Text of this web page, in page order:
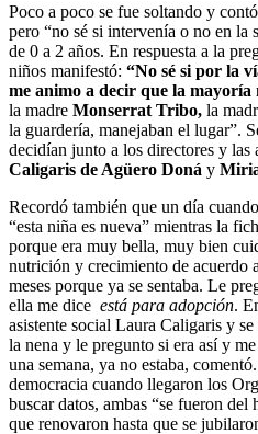
Poco a poco se fue soltando y
pero “no sé si intervenía o no en la
de 0 a 2 años. En respuesta a la
niños manifestó: “No sé si por la
me animo a decir que la mayoría
la madre Monserrat Tribo, la
la guardería, manejaban el lugar”.
decidían junto a los directores y las
Caligaris de Agüero Doná y
Recordó también que un día
“esta niña es nueva” mientras la
porque era muy bella, muy bien
nutrición y crecimiento de acuerdo
meses porque ya se sentaba. Le
ella me dice está para adopción.
asistente social Laura Caligaris y
la nena y le pregunto si era así y
una semana, ya no estaba,
democracia cuando llegaron los
buscar datos, ambas “se fueron
que renovaron hasta que se